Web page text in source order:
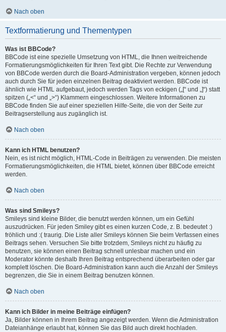
Nach oben
Textformatierung und Thementypen
Was ist BBCode?
BBCode ist eine spezielle Umsetzung von HTML, die Ihnen weitreichende
Formatierungsmöglichkeiten für Ihren Text gibt. Die Rechte zur Verwendung
von BBCode werden durch die Board-Administration vergeben, können jedoch
auch durch Sie für jeden einzelnen Beitrag deaktiviert werden. BBCode ist
ähnlich wie HTML aufgebaut, jedoch werden Tags von eckigen („[“ und „]“) statt
spitzen („<“ und „>“) Klammern eingeschlossen. Weitere Informationen zu
BBCode finden Sie auf einer speziellen Hilfe-Seite, die von der Seite zur
Beitragserstellung aus zugänglich ist.
Nach oben
Kann ich HTML benutzen?
Nein, es ist nicht möglich, HTML-Code in Beiträgen zu verwenden. Die meisten
Formatierungsmöglichkeiten, die HTML bietet, können über BBCode erreicht
werden.
Nach oben
Was sind Smileys?
Smileys sind kleine Bilder, die benutzt werden können, um ein Gefühl
auszudrücken. Für jeden Smiley gibt es einen kurzen Code, z. B. bedeutet :)
fröhlich und :( traurig. Die Liste aller Smileys können Sie beim Verfassen eines
Beitrags sehen. Versuchen Sie bitte trotzdem, Smileys nicht zu häufig zu
benutzen, sie können einen Beitrag schnell unlesbar machen und ein
Moderator könnte deshalb Ihren Beitrag entsprechend überarbeiten oder gar
komplett löschen. Die Board-Administration kann auch die Anzahl der Smileys
begrenzen, die Sie in einem Beitrag benutzen können.
Nach oben
Kann ich Bilder in meine Beiträge einfügen?
Ja, Bilder können in Ihrem Beitrag angezeigt werden. Wenn die Administration
Dateianhänge erlaubt hat, können Sie das Bild auch direkt hochladen.